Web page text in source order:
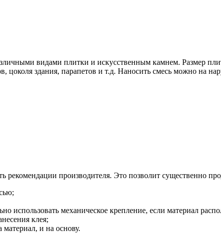
видами плитки и искусственным камнем. Размер
цоколя здания, парапетов и т.д. Наносить смесь можно на
производителя. Это позволит существенно
использовать механическое крепление, если материал
клея;
и на основу.